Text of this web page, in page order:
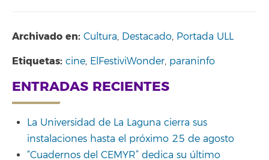
Archivado en: Cultura, Destacado, Portada ULL
Etiquetas: cine, ElFestiviWonder, paraninfo
ENTRADAS RECIENTES
La Universidad de La Laguna cierra sus
instalaciones hasta el próximo 25 de agosto
“Cuadernos del CEMYR” dedica su último